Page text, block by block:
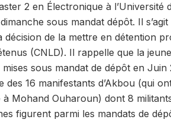
2 en Électronique à l’Université
sous mandat dépôt. Il s’agit
décision de la mettre en détention
(CNLD). Il rappelle que la
sous mandat de dépôt en Juin
des 16 manifestants d’Akbou (qui
Mohand Ouharoun) dont 8
figurent parmi les mandats de